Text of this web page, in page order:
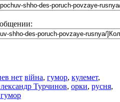
нет війна, гумор, кулемет,
Турчинов, орки, русня,